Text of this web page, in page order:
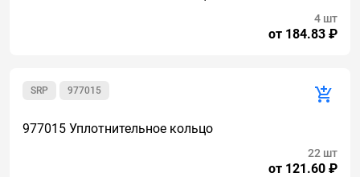
от 184.83 ₽
4 шт
977015
SRP
977015 Уплотнительное кольцо
от 121.60 ₽
22 шт